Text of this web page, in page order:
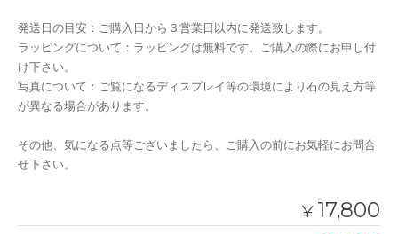
発送日の目安：ご購入日から３営業日以内に発送致します。
ラッピングについて：ラッピングは無料です。ご購入の際にお申し付
け下さい。
写真について：ご覧になるディスプレイ等の環境により石の見え方等
が異なる場合があります。
その他、気になる点等ございましたら、ご購入の前にお気軽にお問合
せ下さい。
¥ 17,800